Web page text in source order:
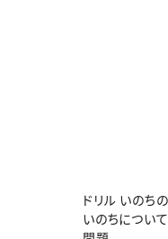
ドリル いのち
いのちについ